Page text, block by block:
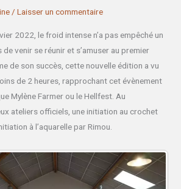
/ Laisser un commentaire
2022, le froid intense n’a pas empêché un
venir se réunir et s’amuser au premier
de son succès, cette nouvelle édition a vu
de 2 heures, rapprochant cet évènement
Mylène Farmer ou le Hellfest. Au
ateliers officiels, une initiation au crochet
à l’aquarelle par Rimou.